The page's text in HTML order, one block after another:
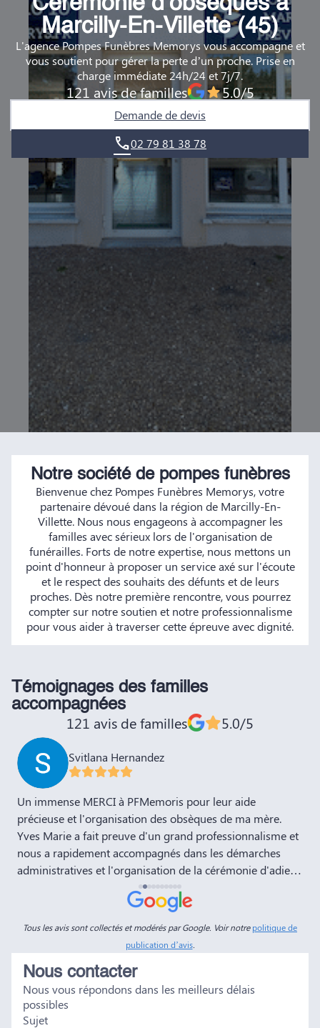
DEMANDE DE RENDEZ-VOUS EN AGENCE
QUI SOMMES-NOUS ?
NOUS REJOINDRE
Marcilly-En-Villette (45)
L'agence Pompes Funèbres Memorys vous accompagne et
vous soutient pour gérer la perte d’un proche. Prise en
charge immédiate 24h/24 et 7j/7.
121 avis de familles 5.0/5
Demande de devis
02 79 81 38 78
Notre société de pompes funèbres
Bienvenue chez Pompes Funèbres Memorys, votre
partenaire dévoué dans la région de Marcilly-En-
Villette. Nous nous engageons à accompagner les
familles avec sérieux lors de l'organisation de
funérailles. Forts de notre expertise, nous mettons un
point d'honneur à proposer un service axé sur l'écoute
et le respect des souhaits des défunts et de leurs
proches. Dès notre première rencontre, vous pourrez
compter sur notre soutien et notre professionnalisme
pour vous aider à traverser cette épreuve avec dignité.
Témoignages des familles
accompagnées
121 avis de familles 5.0/5
Svitlana Hernandez
Un immense MERCI à PFMemoris pour leur aide
précieuse et l'organisation des obsèques de ma mère.
Yves Marie a fait preuve d'un grand professionnalisme et
nous a rapidement accompagnés dans les démarches
administratives et l'organisation de la cérémonie d'adieu.
Nous souhaitons à votre entreprise prospérité et succès
et la recommandons vivement à tous nos amis et
connaissances. Dans ces moments de deuil, des
personnes comme Yves Marie et Dimitry sont d'un grand
réconfort, et c'est un véritable soulagement de savoir que
tout a été fait dans les règles. Tous nos vœux de réussite à
vous et à vos futurs clients. Cordialement famille
HERNANDEZ
Tous les avis sont collectés et modérés par Google. Voir notrepolitique de
publication d’avis.
Nous contacter
Nous vous répondons dans les meilleurs délais
possibles
Sujet